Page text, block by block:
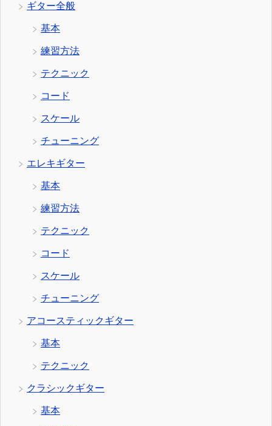
ギター全般
基本
練習方法
テクニック
コード
スケール
チューニング
エレキギター
基本
練習方法
テクニック
コード
スケール
チューニング
アコースティックギター
基本
テクニック
クラシックギター
基本